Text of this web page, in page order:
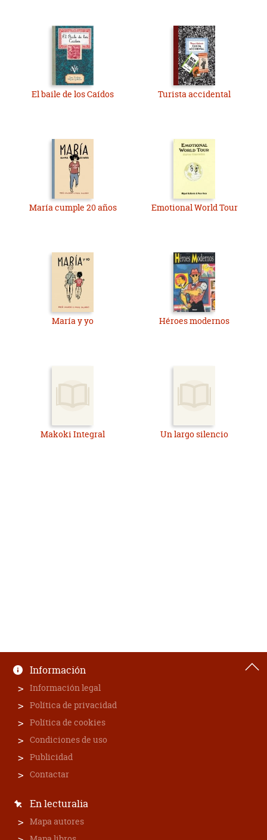
El baile de los Caídos Turista accidental
María cumple 20 años Emotional World Tour
María y yo Héroes modernos
Makoki Integral Un largo silencio
Información
Información legal
Política de privacidad
Política de cookies
Condiciones de uso
Publicidad
Contactar
En lecturalia
Mapa autores